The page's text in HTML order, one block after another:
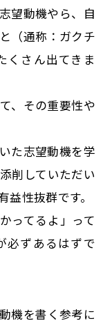
望動機やら、自
（通称：ガクチ
くさん出てきま
、その重要性や
た志望動機を学
削していただい
性抜群です。
ってるよ」って
必ずあるはずで
機を書く参考に